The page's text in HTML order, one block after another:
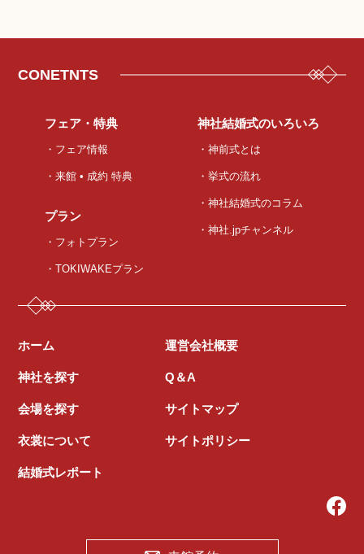
CONETNTS
フェア・特典
・フェア情報
・来館 • 成約 特典
プラン
・フォトプラン
・TOKIWAKEプラン
神社結婚式のいろいろ
・神前式とは
・挙式の流れ
・神社結婚式のコラム
・神社.jpチャンネル
ホーム
神社を探す
会場を探す
衣裳について
結婚式レポート
運営会社概要
Q＆A
サイトマップ
サイトポリシー